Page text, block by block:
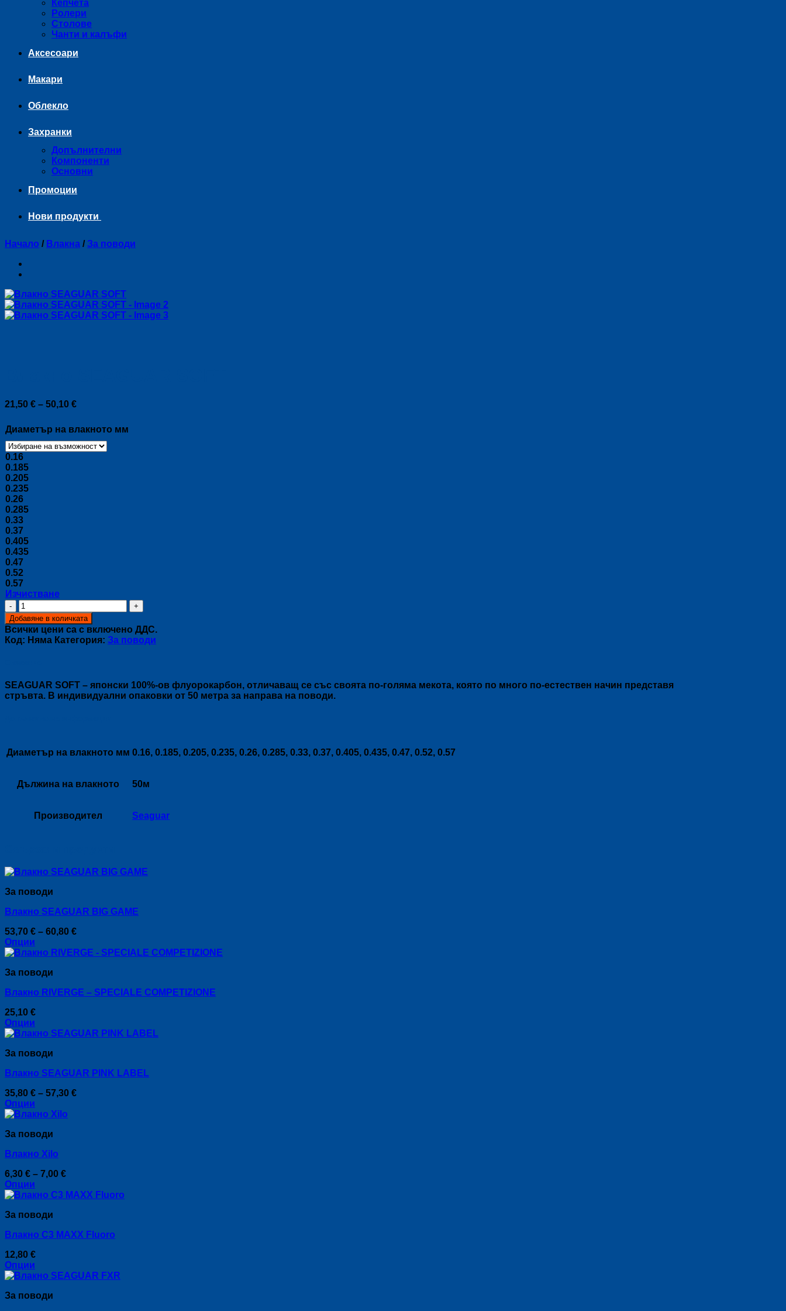
Кепчета
Ролери
Столове
Чанти и калъфи
Аксесоари
Макари
Облекло
Захранки
Допълнителни
Компоненти
Основни
Промоции
Нови продукти
Начало / Влакна / За поводи
21,50 € – 50,10 €Price
through
50,10 €
Диаметър на влакното мм
0.16
0.185
0.205
0.235
0.26
0.285
0.33
0.37
0.405
0.435
0.47
0.52
0.57
Изчистване
количество
за
Влакно
SEAGUAR
SOFT
Добавяне в количката
Всички цени са с включено ДДС.
Код: Няма Категория: За поводи
SEAGUAR SOFT – японски 100%-ов флуорокарбон, отличаващ се със своята по-голяма мекота, която по много по-естествен начин представя
стръвта. В индивидуални опаковки от 50 метра за направа на поводи.
Диаметър на влакното мм 0.16, 0.185, 0.205, 0.235, 0.26, 0.285, 0.33, 0.37, 0.405, 0.435, 0.47, 0.52, 0.57
Дължина на влакното 50м
Производител Seaguar
За поводи
Влакно SEAGUAR BIG GAME
53,70 € – 60,80 €Price
53,70 €
Опции
This
has
variants.
options
may
be
on
the
product
page
За поводи
Влакно RIVERGE – SPECIALE COMPETIZIONE
25,10 €
Опции
This
has
variants.
options
may
be
on
the
product
page
За поводи
Влакно SEAGUAR PINK LABEL
35,80 € – 57,30 €Price
Опции
This
has
variants.
options
may
be
on
the
product
page
За поводи
Влакно Xilo
6,30 € – 7,00 €Price
6,30 €
Опции
This
has
variants.
options
may
be
on
За поводи
Влакно C3 MAXX Fluoro
12,80 €
Опции
This
has
За поводи